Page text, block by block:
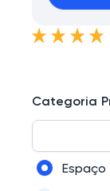
Categoria
Espaço